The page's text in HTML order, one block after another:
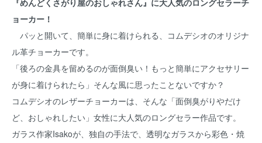
『めんどくさがり屋のおしゃれさん』に大人気のロングセラーチ
ョーカー！
パッと開いて、簡単に身に着けられる、コムデシオのオリジナ
ル革チョーカーです。
「後ろの金具を留めるのが面倒臭い！もっと簡単にアクセサリー
が身に着けられたら」そんな風に思ったことないですか？
コムデシオのレザーチョーカーは、そんな「面倒臭がりやだけ
ど、おしゃれしたい」女性に大人気のロングセラー作品です。
ガラス作家Isakoが、独自の手法で、透明なガラスから彩色・焼